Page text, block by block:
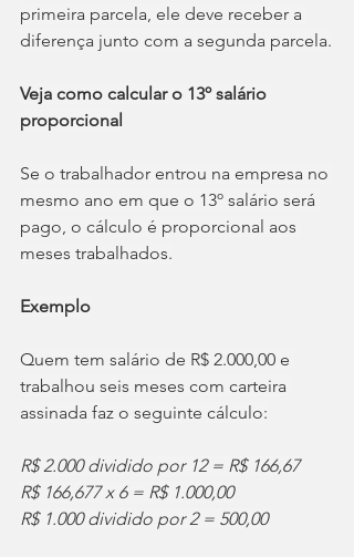
primeira parcela, ele deve receber a
diferença junto com a segunda parcela.
Veja como calcular o 13º salário
proporcional
Se o trabalhador entrou na empresa no
mesmo ano em que o 13º salário será
pago, o cálculo é proporcional aos
meses trabalhados.
Exemplo
Quem tem salário de R$ 2.000,00 e
trabalhou seis meses com carteira
assinada faz o seguinte cálculo:
R$ 2.000 dividido por 12 = R$ 166,67
R$ 166,677 x 6 = R$ 1.000,00
R$ 1.000 dividido por 2 = 500,00